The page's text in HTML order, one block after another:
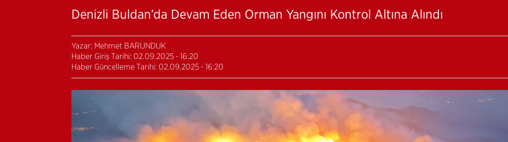
Denizli Buldan’da Devam Eden Orman Yangını Kontrol Altına Alındı
Yazar: Mehmet BARUNDUK
Haber Giriş Tarihi: 02.09.2025 - 16:20
Haber Güncelleme Tarihi: 02.09.2025 - 16:20